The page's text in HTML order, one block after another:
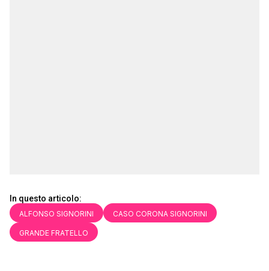
In questo articolo:
ALFONSO SIGNORINI CASO CORONA SIGNORINI
GRANDE FRATELLO